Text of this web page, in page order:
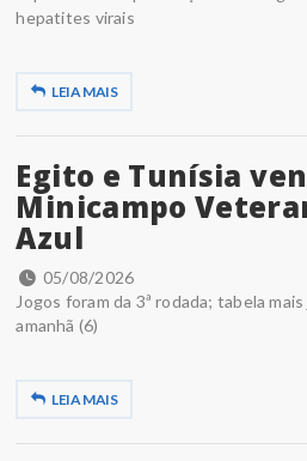
hepatites virais
LEIA MAIS
Egito e Tunísia
Minicampo
Azul
05/08/2026
Jogos foram da 3ª rodada; tabela
amanhã (6)
LEIA MAIS